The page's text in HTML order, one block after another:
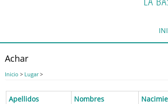
Achar
Inicio > Lugar>
Apellidos Nombres